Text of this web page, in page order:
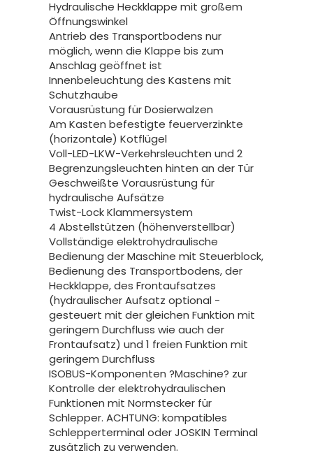
Hydraulische Heckklappe mit großem
Öffnungswinkel
Antrieb des Transportbodens nur
möglich, wenn die Klappe bis zum
Anschlag geöffnet ist
Innenbeleuchtung des Kastens mit
Schutzhaube
Vorausrüstung für Dosierwalzen
Am Kasten befestigte feuerverzinkte
(horizontale) Kotflügel
Voll-LED-LKW-Verkehrsleuchten und 2
Begrenzungsleuchten hinten an der Tür
Geschweißte Vorausrüstung für
hydraulische Aufsätze
Twist-Lock Klammersystem
4 Abstellstützen (höhenverstellbar)
Vollständige elektrohydraulische
Bedienung der Maschine mit Steuerblock,
Bedienung des Transportbodens, der
Heckklappe, des Frontaufsatzes
(hydraulischer Aufsatz optional -
gesteuert mit der gleichen Funktion mit
geringem Durchfluss wie auch der
Frontaufsatz) und 1 freien Funktion mit
geringem Durchfluss
ISOBUS-Komponenten ?Maschine? zur
Kontrolle der elektrohydraulischen
Funktionen mit Normstecker für
Schlepper. ACHTUNG: kompatibles
Schlepperterminal oder JOSKIN Terminal
zusätzlich zu verwenden.